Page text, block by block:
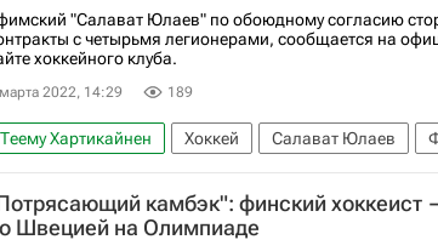
"Салават Юлаев" по обоюдному согласию
с четырьмя легионерами, сообщается на
хоккейного клуба.
2022, 14:29 189
Теему Хартикайнен Хоккей Салават Юлаев
Юха Метсола
Сакари Маннинен
камбэк": финский хоккеист
Швецией на Олимпиаде